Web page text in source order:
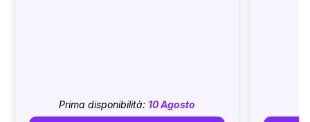
Prima disponibilità: 10 Agosto